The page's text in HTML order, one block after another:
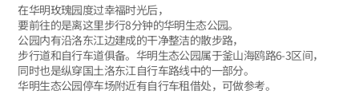
在华明玫瑰园度过幸福时光后，
要前往的是离这里步行8分钟的华明生态公园。
公园内有沿洛东江边建成的干净整洁的散步路，
步行道和自行车道俱备。华明生态公园属于釜山海鸥路6-3区间，
同时也是纵穿国土洛东江自行车路线中的一部分。
华明生态公园停车场附近有自行车租借处，可做参考。